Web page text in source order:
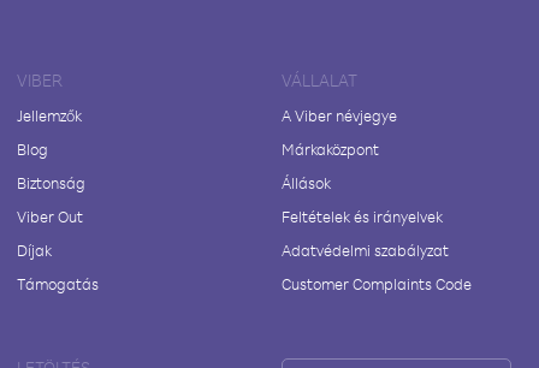
VIBER
Jellemzők
Blog
Biztonság
Viber Out
Díjak
Támogatás
VÁLLALAT
A Viber névjegye
Márkaközpont
Állások
Feltételek és irányelvek
Adatvédelmi szabályzat
Customer Complaints Code